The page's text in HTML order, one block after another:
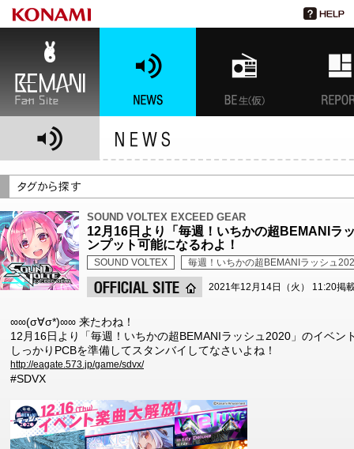
SOUND VOLTEX EXCEED GEAR
12月16日より「毎週！いちかの超BEMANIラ
ンプット可能になるわよ！
SOUND VOLTEX 毎週！いちかの超BEMANIラッシュ
2021年12月14日（火） 11:20掲
∞∞(σ∀σ*)∞∞ 来たわね！
12月16日より「毎週！いちかの超BEMANIラッシュ2020」のイベン
しっかりPCBを準備してスタンバイしてなさいよね！
http://eagate.573.jp/game/sdvx/
#SDVX